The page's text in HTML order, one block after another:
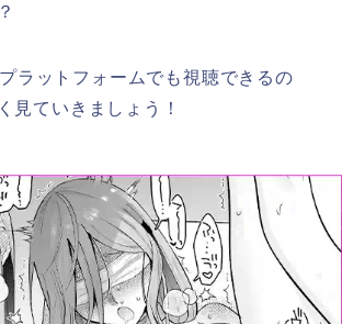
ラットフォームでも視聴できるの
見ていきましょう！